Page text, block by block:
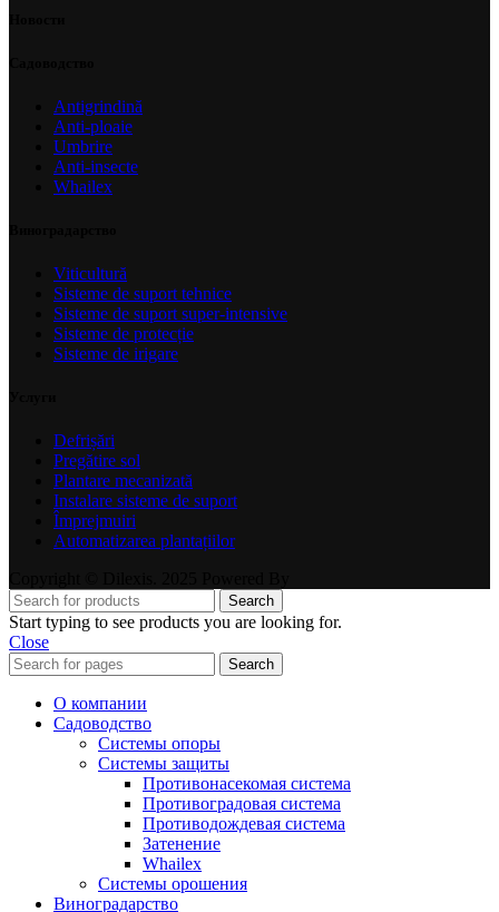
Antigrindină
Anti-ploaie
Umbrire
Anti-insecte
Whailex
Viticultură
Sisteme de suport tehnice
Sisteme de suport super-intensive
Sisteme de protecție
Sisteme de irigare
Defrișări
Pregătire sol
Plantare mecanizată
Instalare sisteme de suport
Împrejmuiri
Automatizarea plantațiilor
Search
Start typing to see products you are looking for.
Close
Search
О компании
Садоводство
Системы опоры
Системы защиты
Противонасекомая система
Противоградовая система
Противодождевая система
Затенение
Whailex
Системы орошения
Виноградарство